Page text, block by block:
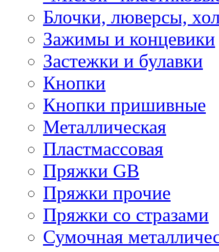
Блочки, люверсы,
Зажимы и концевики
Застежки и булавки
Кнопки
Кнопки пришивные
Металлическая
Пластмассовая
Пряжки GB
Пряжки прочие
Пряжки со стразами
Сумочная